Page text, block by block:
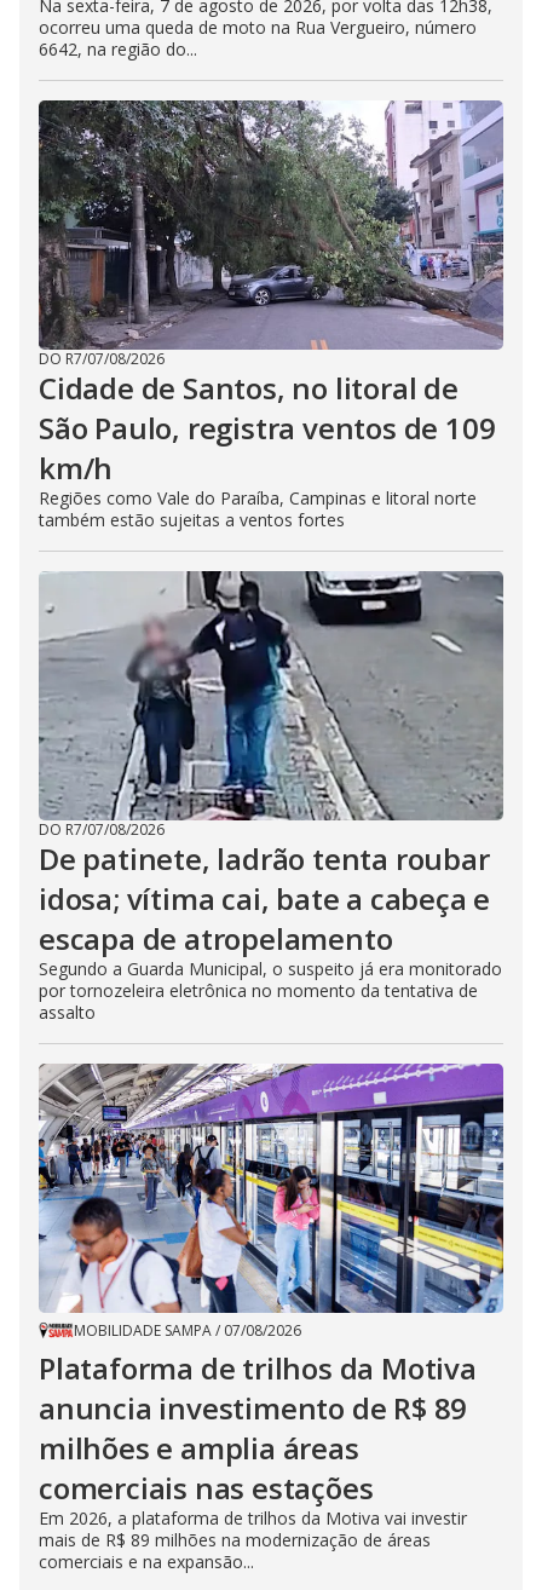
Na sexta-feira, 7 de agosto de 2026, por volta das 12h38,
ocorreu uma queda de moto na Rua Vergueiro, número
6642, na região do...
DO R7/07/08/2026
Cidade de Santos, no litoral de
São Paulo, registra ventos de 109
km/h
Regiões como Vale do Paraíba, Campinas e litoral norte
também estão sujeitas a ventos fortes
DO R7/07/08/2026
De patinete, ladrão tenta roubar
idosa; vítima cai, bate a cabeça e
escapa de atropelamento
Segundo a Guarda Municipal, o suspeito já era monitorado
por tornozeleira eletrônica no momento da tentativa de
assalto
MOBILIDADE SAMPA/ 07/08/2026
Plataforma de trilhos da Motiva
anuncia investimento de R$ 89
milhões e amplia áreas
comerciais nas estações
Em 2026, a plataforma de trilhos da Motiva vai investir
mais de R$ 89 milhões na modernização de áreas
comerciais e na expansão...